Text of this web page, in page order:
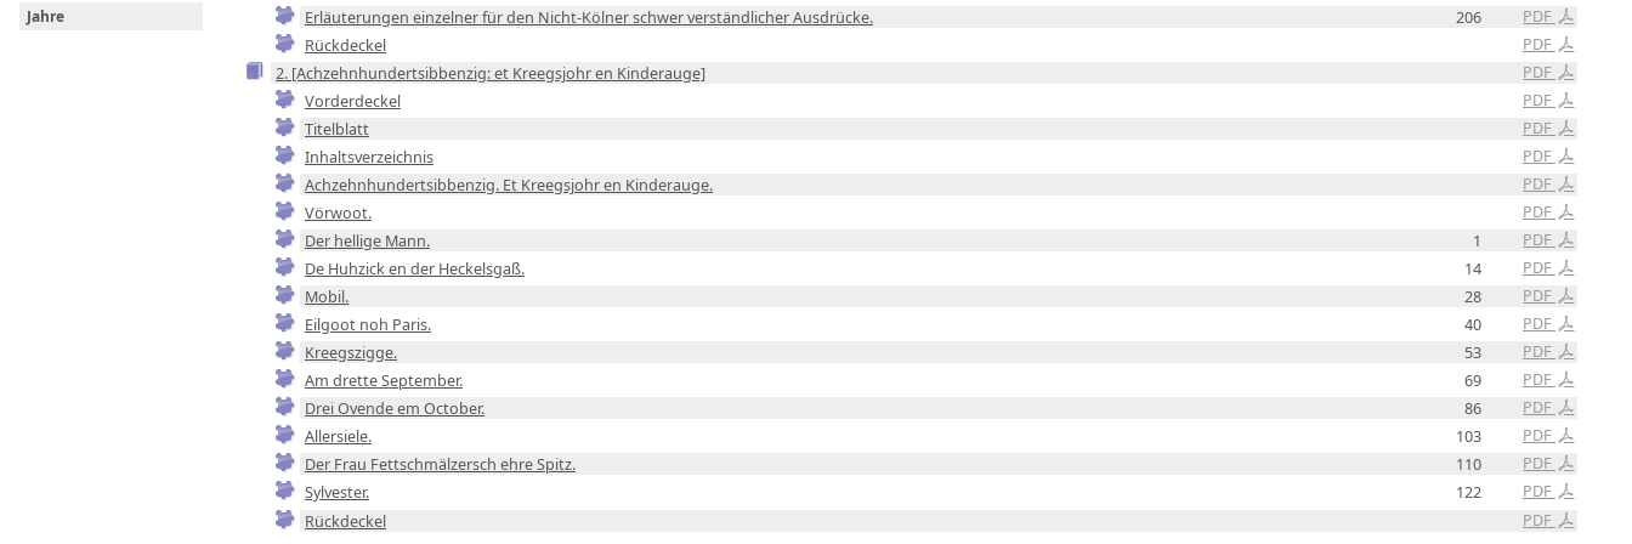
Jahre PDF
206
Erläuterungen einzelner für den Nicht-Kölner schwer verständlicher Ausdrücke.
PDF
Rückdeckel
PDF
2. [Achzehnhundertsibbenzig: et Kreegsjohr en Kinderauge]
PDF
Vorderdeckel
PDF
Titelblatt
PDF
Inhaltsverzeichnis
PDF
Achzehnhundertsibbenzig. Et Kreegsjohr en Kinderauge.
PDF
Vörwoot.
PDF
1
Der hellige Mann.
PDF
14
De Huhzick en der Heckelsgaß.
PDF
28
Mobil.
PDF
40
Eilgoot noh Paris.
PDF
53
Kreegszigge.
PDF
69
Am drette September.
PDF
86
Drei Ovende em October.
PDF
103
Allersiele.
PDF
110
Der Frau Fettschmälzersch ehre Spitz.
PDF
122
Sylvester.
PDF
Rückdeckel